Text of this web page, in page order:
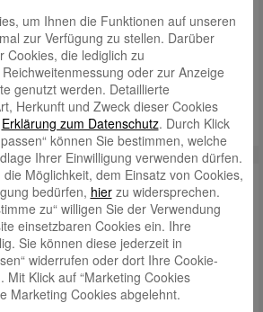
Vereine, die digitale
Crowdfunding-Plattform „99
Funken“ aus der Sparkassen-
Finanzgruppe zu nutzen. Damals
für die Einführung entschieden,
eine weitere Möglichkeit der
kommt nach
Bis 14. April 2025
am 26. Februar 2025
Geringswalde als neuer
um Ihnen die Funktionen auf unseren
zur Verfügung zu stellen. Darüber
Cookies, die lediglich zu
oder zur Anzeige
genutzt werden. Detaillierte
Herkunft und Zweck dieser Cookies
Erklärung zum Datenschutz. Durch Klick
können Sie bestimmen, welche
Ihrer Einwilligung verwenden dürfen.
Möglichkeit, dem Einsatz von Cookies,
bedürfen, hierzu widersprechen.
zu“ willigen Sie der Verwendung
einsetzbaren Cookies ein. Ihre
Sie können diese jederzeit in
widerrufen oder dort Ihre Cookie-
Mit Klick auf “Marketing Cookies
Marketing Cookies abgelehnt.